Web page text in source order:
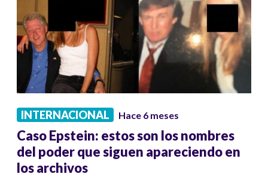
INTERNACIONAL Hace 6 meses
Caso Epstein: estos son los nombres
del poder que siguen apareciendo en
los archivos